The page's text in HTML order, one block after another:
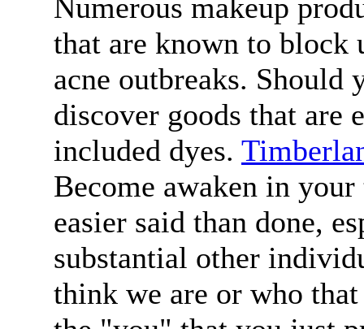
Numerous makeup
that are known to block
acne outbreaks. Should
discover goods that
included dyes.
Become awaken in
easier said than done,
substantial other
think we are or who that